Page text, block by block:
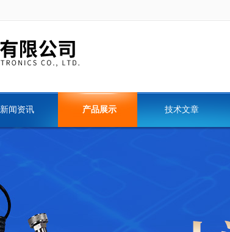
新闻资讯 产品展示 技术文章